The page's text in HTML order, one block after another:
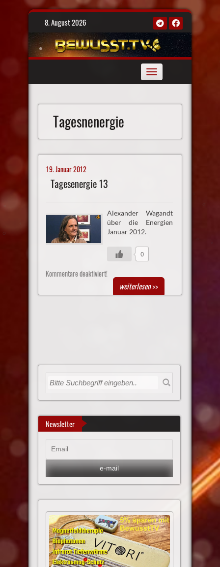
Skip
8. August 2026
Toggle
navigation
Tagesnenergie
19. Januar 2012
Tagesenergie 13
Alexander Wagandt
über die Energien
Januar 2012.
0
Kommentare deaktiviert!
weiterlesen>>
Newsletter